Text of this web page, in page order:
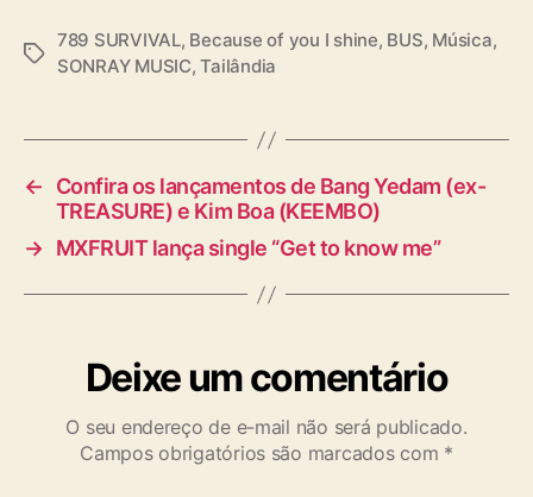
T
789 SURVIVAL, Because of you I shine, BUS, Música,
SONRAY MUSIC,Tailândia
←
Confira os lançamentos de Bang Yedam (ex-
TREASURE) e Kim Boa (KEEMBO)
→ MXFRUIT lança single “Get to know me”
Deixe um comentário
O seu endereço de e-mail não será publicado.
Campos obrigatórios são marcados com *